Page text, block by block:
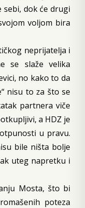
sebi, dok će drugi
voljom bira
neprijatelja i
se slaže velika
no kako to da
nisu to za što se
partnera viče
a HDZ je
u pravu.
bile ništa bolje
uteg napretku i
Mosta, što bi
poteza